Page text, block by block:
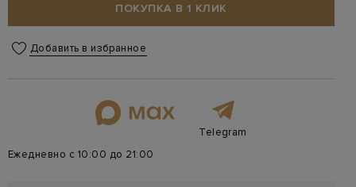
ПОКУПКА В 1 КЛИК
Добавить в избранное
Telegram
Ежедневно с 10:00 до 21:00